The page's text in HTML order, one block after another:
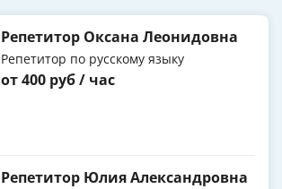
Репетитор Оксана Леонидовна
Репетитор по русскому языку
от 400 руб / час
Репетитор Юлия Александровна